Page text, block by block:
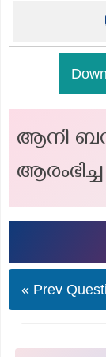
ആനി
« Prev